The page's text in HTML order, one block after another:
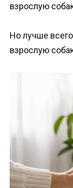
взрослую
Но лучше
взрослую